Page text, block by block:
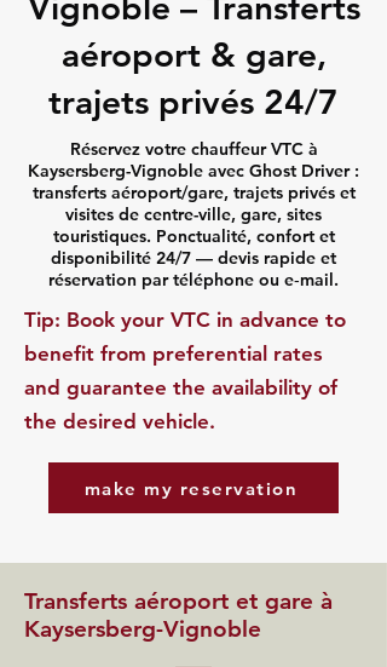
aéroport & gare,
trajets privés 24/7
Réservez votre chauffeur VTC à
Kaysersberg-Vignoble avec Ghost Driver :
transferts aéroport/gare, trajets privés et
visites de centre-ville, gare, sites
touristiques. Ponctualité, confort et
disponibilité 24/7 — devis rapide et
réservation par téléphone ou e‑mail.
​Tip: Book your VTC in advance to
benefit from preferential rates
and guarantee the availability of
the desired vehicle.
make my reservation
Transferts aéroport et gare à
Kaysersberg-Vignoble